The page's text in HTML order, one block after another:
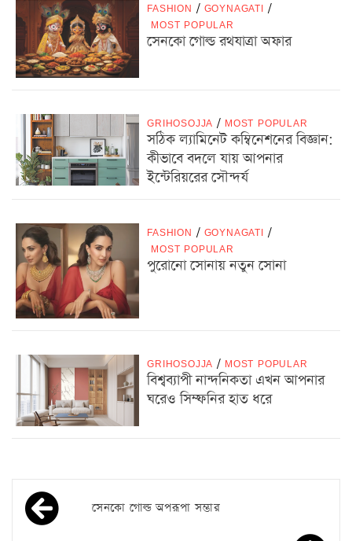
FASHION / GOYNAGATI /
MOST POPULAR
সেনকো গোল্ড রথযাত্রা অফার
GRIHOSOJJA / MOST POPULAR
সঠিক ল্যামিনেট কম্বিনেশনের বিজ্ঞান:
কীভাবে বদলে যায় আপনার
ইন্টেরিয়রের সৌন্দর্য
FASHION / GOYNAGATI /
MOST POPULAR
পুরোনো সোনায় নতুন সোনা
GRIHOSOJJA / MOST POPULAR
বিশ্বব্যাপী নান্দনিকতা এখন আপনার
ঘরেও সিম্ফনির হাত ধরে
সেনকো গোল্ড অপরূপা সম্ভার